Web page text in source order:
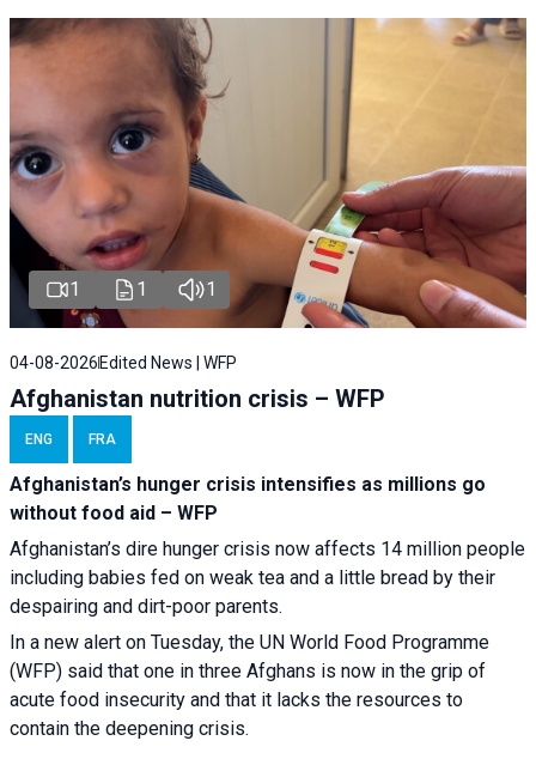
1 1 1
04-08-2026 Edited News | WFP
Afghanistan nutrition crisis – WFP
ENG FRA
Afghanistan’s hunger crisis intensifies as millions go
without food aid – WFP
Afghanistan’s dire hunger crisis now affects 14 million people
including babies fed on weak tea and a little bread by their
despairing and dirt-poor parents.
In a new alert on Tuesday, the UN World Food Programme
(WFP) said that one in three Afghans is now in the grip of
acute food insecurity and that it lacks the resources to
contain the deepening crisis.